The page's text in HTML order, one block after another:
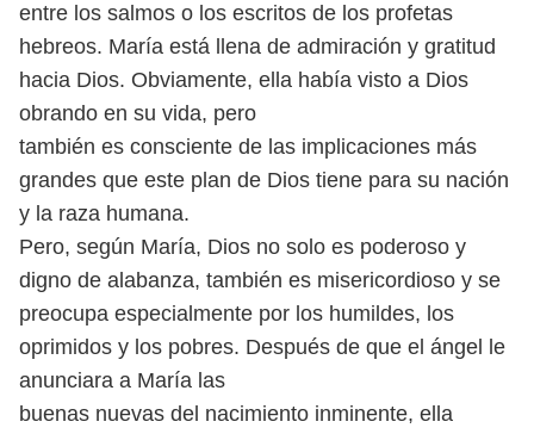
entre los salmos o los escritos de los profetas
hebreos. María está llena de admiración y gratitud
hacia Dios. Obviamente, ella había visto a Dios
obrando en su vida, pero
también es consciente de las implicaciones más
grandes que este plan de Dios tiene para su nación
y la raza humana.
Pero, según María, Dios no solo es poderoso y
digno de alabanza, también es misericordioso y se
preocupa especialmente por los humildes, los
oprimidos y los pobres. Después de que el ángel le
anunciara a María las
buenas nuevas del nacimiento inminente, ella